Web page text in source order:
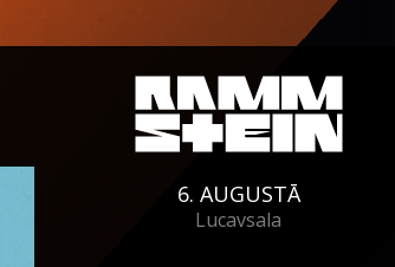
6. AUGUSTĀ
Lucavsala